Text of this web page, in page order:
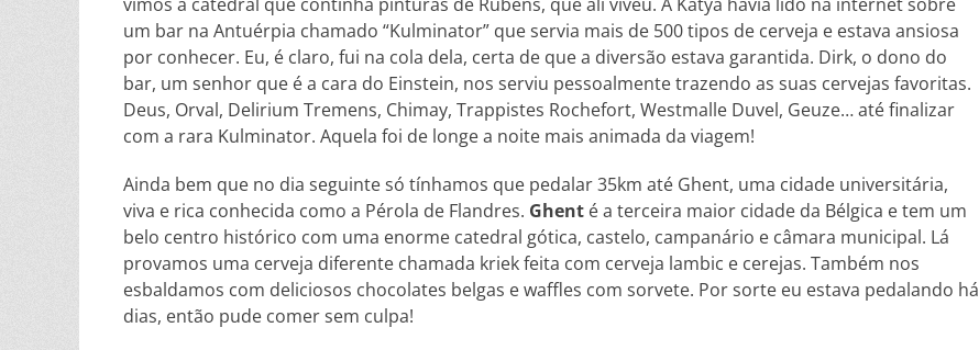
um bar na Antuérpia chamado “Kulminator” que servia mais de 500 tipos de cerveja e estava ansiosa
por conhecer. Eu, é claro, fui na cola dela, certa de que a diversão estava garantida. Dirk, o dono do
bar, um senhor que é a cara do Einstein, nos serviu pessoalmente trazendo as suas cervejas favoritas.
Deus, Orval, Delirium Tremens, Chimay, Trappistes Rochefort, Westmalle Duvel, Geuze… até finalizar
com a rara Kulminator. Aquela foi de longe a noite mais animada da viagem!
Ainda bem que no dia seguinte só tínhamos que pedalar 35km até Ghent, uma cidade universitária,
viva e rica conhecida como a Pérola de Flandres. Ghent é a terceira maior cidade da Bélgica e tem um
belo centro histórico com uma enorme catedral gótica, castelo, campanário e câmara municipal. Lá
provamos uma cerveja diferente chamada kriek feita com cerveja lambic e cerejas. Também nos
esbaldamos com deliciosos chocolates belgas e waffles com sorvete. Por sorte eu estava pedalando há
dias, então pude comer sem culpa!